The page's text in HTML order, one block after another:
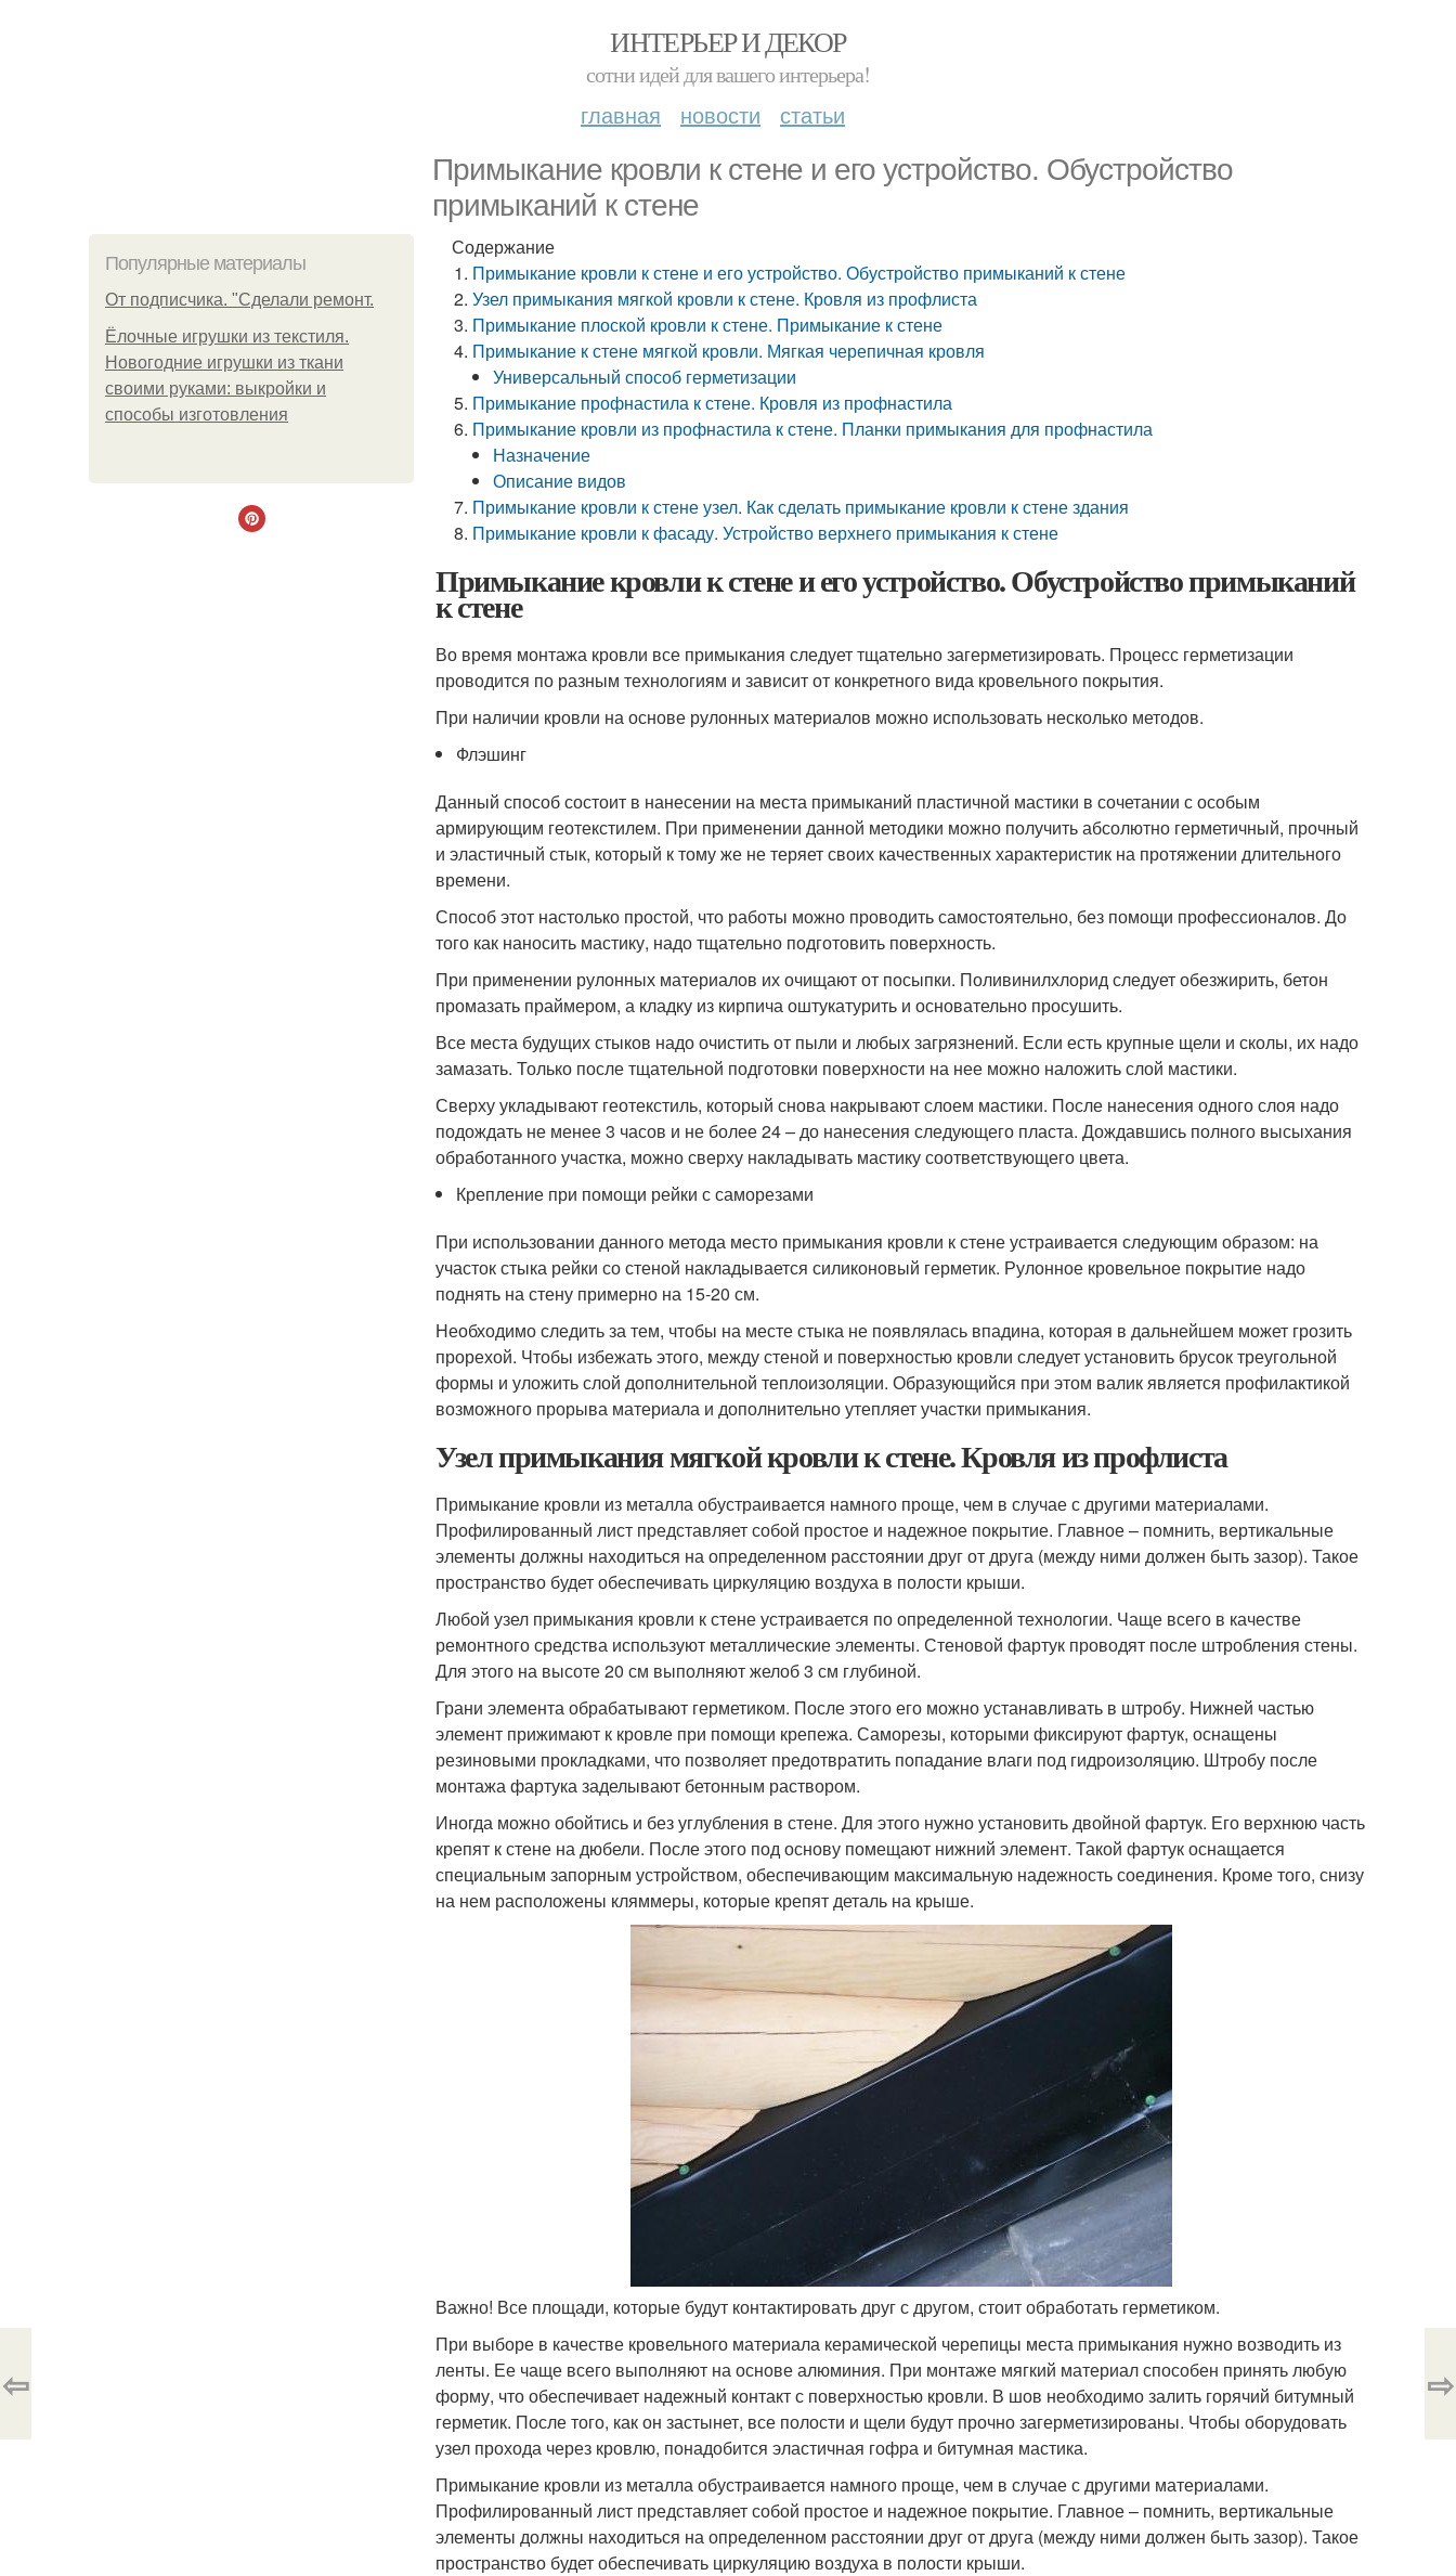
ИНТЕРЬЕР И ДЕКОР
сотни идей для вашего интерьера!
главная новости статьи
Примыкание кровли к стене и его устройство. Обустройство
примыканий к стене
Популярные материалы
От подписчика. "Сделали ремонт.
Ёлочные игрушки из текстиля.
Новогодние игрушки из ткани
своими руками: выкройки и
способы изготовления
Содержание
Примыкание кровли к стене и его устройство. Обустройство примыканий к стене
Узел примыкания мягкой кровли к стене. Кровля из профлиста
Примыкание плоской кровли к стене. Примыкание к стене
Примыкание к стене мягкой кровли. Мягкая черепичная кровля
Универсальный способ герметизации
Примыкание профнастила к стене. Кровля из профнастила
Примыкание кровли из профнастила к стене. Планки примыкания для профнастила
Назначение
Описание видов
Примыкание кровли к стене узел. Как сделать примыкание кровли к стене здания
Примыкание кровли к фасаду. Устройство верхнего примыкания к стене
Примыкание кровли к стене и его устройство. Обустройство примыканий
к стене
Во время монтажа кровли все примыкания следует тщательно загерметизировать. Процесс герметизации
проводится по разным технологиям и зависит от конкретного вида кровельного покрытия.
При наличии кровли на основе рулонных материалов можно использовать несколько методов.
Флэшинг
Данный способ состоит в нанесении на места примыканий пластичной мастики в сочетании с особым
армирующим геотекстилем. При применении данной методики можно получить абсолютно герметичный, прочный
и эластичный стык, который к тому же не теряет своих качественных характеристик на протяжении длительного
времени.
Способ этот настолько простой, что работы можно проводить самостоятельно, без помощи профессионалов. До
того как наносить мастику, надо тщательно подготовить поверхность.
При применении рулонных материалов их очищают от посыпки. Поливинилхлорид следует обезжирить, бетон
промазать праймером, а кладку из кирпича оштукатурить и основательно просушить.
Все места будущих стыков надо очистить от пыли и любых загрязнений. Если есть крупные щели и сколы, их надо
замазать. Только после тщательной подготовки поверхности на нее можно наложить слой мастики.
Сверху укладывают геотекстиль, который снова накрывают слоем мастики. После нанесения одного слоя надо
подождать не менее 3 часов и не более 24 – до нанесения следующего пласта. Дождавшись полного высыхания
обработанного участка, можно сверху накладывать мастику соответствующего цвета.
Крепление при помощи рейки с саморезами
При использовании данного метода место примыкания кровли к стене устраивается следующим образом: на
участок стыка рейки со стеной накладывается силиконовый герметик. Рулонное кровельное покрытие надо
поднять на стену примерно на 15-20 см.
Необходимо следить за тем, чтобы на месте стыка не появлялась впадина, которая в дальнейшем может грозить
прорехой. Чтобы избежать этого, между стеной и поверхностью кровли следует установить брусок треугольной
формы и уложить слой дополнительной теплоизоляции. Образующийся при этом валик является профилактикой
возможного прорыва материала и дополнительно утепляет участки примыкания.
Узел примыкания мягкой кровли к стене. Кровля из профлиста
Примыкание кровли из металла обустраивается намного проще, чем в случае с другими материалами.
Профилированный лист представляет собой простое и надежное покрытие. Главное – помнить, вертикальные
элементы должны находиться на определенном расстоянии друг от друга (между ними должен быть зазор). Такое
пространство будет обеспечивать циркуляцию воздуха в полости крыши.
Любой узел примыкания кровли к стене устраивается по определенной технологии. Чаще всего в качестве
ремонтного средства используют металлические элементы. Стеновой фартук проводят после штробления стены.
Для этого на высоте 20 см выполняют желоб 3 см глубиной.
Грани элемента обрабатывают герметиком. После этого его можно устанавливать в штробу. Нижней частью
элемент прижимают к кровле при помощи крепежа. Саморезы, которыми фиксируют фартук, оснащены
резиновыми прокладками, что позволяет предотвратить попадание влаги под гидроизоляцию. Штробу после
монтажа фартука заделывают бетонным раствором.
Иногда можно обойтись и без углубления в стене. Для этого нужно установить двойной фартук. Его верхнюю часть
крепят к стене на дюбели. После этого под основу помещают нижний элемент. Такой фартук оснащается
специальным запорным устройством, обеспечивающим максимальную надежность соединения. Кроме того, снизу
на нем расположены кляммеры, которые крепят деталь на крыше.
Важно! Все площади, которые будут контактировать друг с другом, стоит обработать герметиком.
При выборе в качестве кровельного материала керамической черепицы места примыкания нужно возводить из
ленты. Ее чаще всего выполняют на основе алюминия. При монтаже мягкий материал способен принять любую
форму, что обеспечивает надежный контакт с поверхностью кровли. В шов необходимо залить горячий битумный
герметик. После того, как он застынет, все полости и щели будут прочно загерметизированы. Чтобы оборудовать
узел прохода через кровлю, понадобится эластичная гофра и битумная мастика.
Примыкание кровли из металла обустраивается намного проще, чем в случае с другими материалами.
Профилированный лист представляет собой простое и надежное покрытие. Главное – помнить, вертикальные
элементы должны находиться на определенном расстоянии друг от друга (между ними должен быть зазор). Такое
пространство будет обеспечивать циркуляцию воздуха в полости крыши.
⇦ ⇨